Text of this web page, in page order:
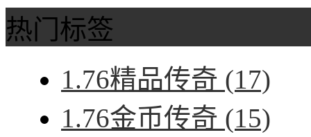
热门标签
1.76精品传奇 (17)
1.76金币传奇 (15)